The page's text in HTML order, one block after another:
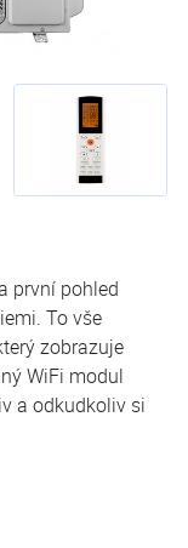
první pohled
To vše
zobrazuje
WiFi modul
a odkudkoliv si